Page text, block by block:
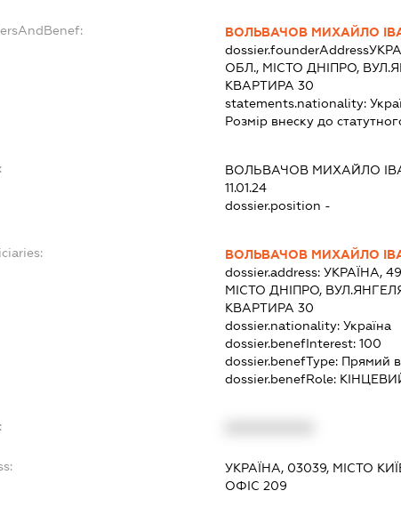
ВОЛЬВАЧОВ МИХАЙЛО
dossier.founderAddress
ОБЛ., МІСТО ДНІПРО,
КВАРТИРА 30
statements.nationality:
Розмір внеску до
ВОЛЬВАЧОВ МИХАЙЛО
11.01.24
dossier.position -
ВОЛЬВАЧОВ МИХАЙЛО
dossier.address: УКРАЇНА,
МІСТО ДНІПРО,
КВАРТИРА 30
dossier.nationality: Україна
dossier.benefInterest: 100
dossier.benefType: Прямий
dossier.benefRole:
УКРАЇНА, 03039, МІСТО
ОФІС 209